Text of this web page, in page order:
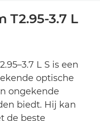
T2.95-3.7 L
L S is een
optische
ongekende
biedt. Hij kan
de beste